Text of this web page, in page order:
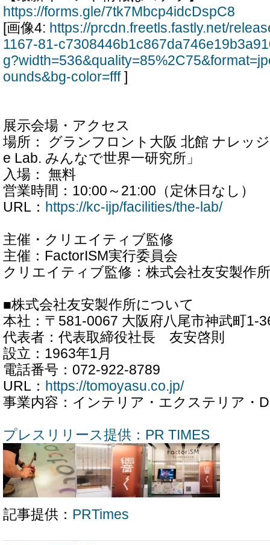
https://forms.gle/7tk7Mbcp4idcDspC8
[画像4: https://prcdn.freetls.fastly.net/
1167-81-
ounds&bg-color=fff]
展示会場・アクセス
場所： グランフロント大阪 北館 ナレッ
e Lab. みんなで世界一研究所」
入場： 無料
営業時間：10:00～21:00（定休日なし）
URL： https://kc-ijp/facilities/the-lab/
主催・クリエイティブ監修
主催：FactorISM実行委員会
クリエイティブ監修：株式会社友安製作所
■株式会社友安製作所について
本社：〒581-0067 大阪府八尾市神武町1-
代表者：代表取締役社長 友安啓則
設立：1963年1月
電話番号：072-922-8789
URL： https://tomoyasu.co.jp/
事業内容：インテリア・エクステリア・
プレスリリース提供：PR TIMES
記事提供： PRTimes